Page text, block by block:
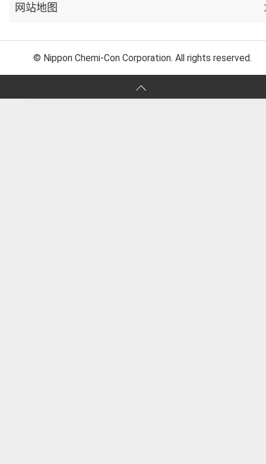
网站地图
© Nippon Chemi-Con Corporation. All rights reserved.